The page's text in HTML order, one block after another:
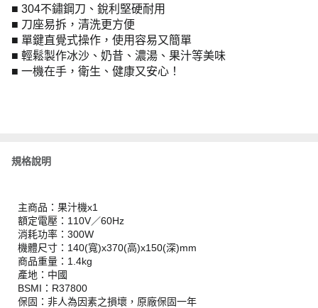
■ 304不鏽鋼刀、銳利堅硬耐用
■ 刀座易拆，清洗更方便
■ 單鍵直覺式操作，使用容易又簡單
■ 輕鬆製作冰沙、奶昔、濃湯、果汁等美味
■ 一機在手，衛生、健康又安心！
規格說明
主商品：果汁機x1
額定電壓：110V／60Hz
消耗功率：300W
機體尺寸：140(寬)x370(高)x150(深)mm
商品重量：1.4kg
產地：中國
BSMI：R37800
保固：非人為因素之損壞，原廠保固一年